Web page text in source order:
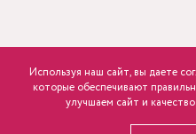
розница
Политика
Используя наш сайт, вы даете
которые обеспечивают
улучшаем сайт и